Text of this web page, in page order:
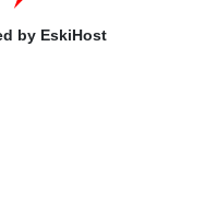
by EskiHost